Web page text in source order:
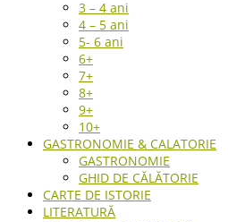
3 – 4 ani
4 – 5 ani
5- 6 ani
6+
7+
8+
9+
10+
GASTRONOMIE & CALATORIE
GASTRONOMIE
GHID DE CĂLĂTORIE
CARTE DE ISTORIE
LITERATURĂ